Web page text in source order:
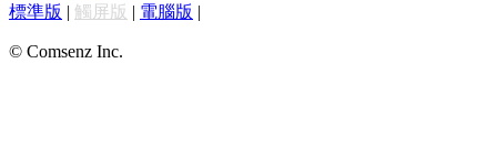
標準版 | 觸屏版 | 電腦版 |
© Comsenz Inc.